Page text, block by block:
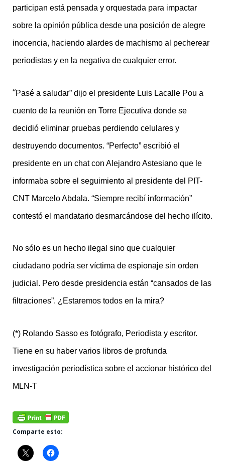
participan está pensada y orquestada para impactar
sobre la opinión pública desde una posición de alegre
inocencia, haciendo alardes de machismo al pecherear
periodistas y en la negativa de cualquier error.
“Pasé a saludar” dijo el presidente Luis Lacalle Pou a
cuento de la reunión en Torre Ejecutiva donde se
decidió eliminar pruebas perdiendo celulares y
destruyendo documentos. “Perfecto” escribió el
presidente en un chat con Alejandro Astesiano que le
informaba sobre el seguimiento al presidente del PIT-
CNT Marcelo Abdala. “Siempre recibí información”
contestó el mandatario desmarcándose del hecho ilícito.
No sólo es un hecho ilegal sino que cualquier
ciudadano podría ser víctima de espionaje sin orden
judicial. Pero desde presidencia están “cansados de las
filtraciones”. ¿Estaremos todos en la mira?
(*) Rolando Sasso es fotógrafo, Periodista y escritor.
Tiene en su haber varios libros de profunda
investigación periodística sobre el accionar histórico del
MLN-T
Comparte esto: